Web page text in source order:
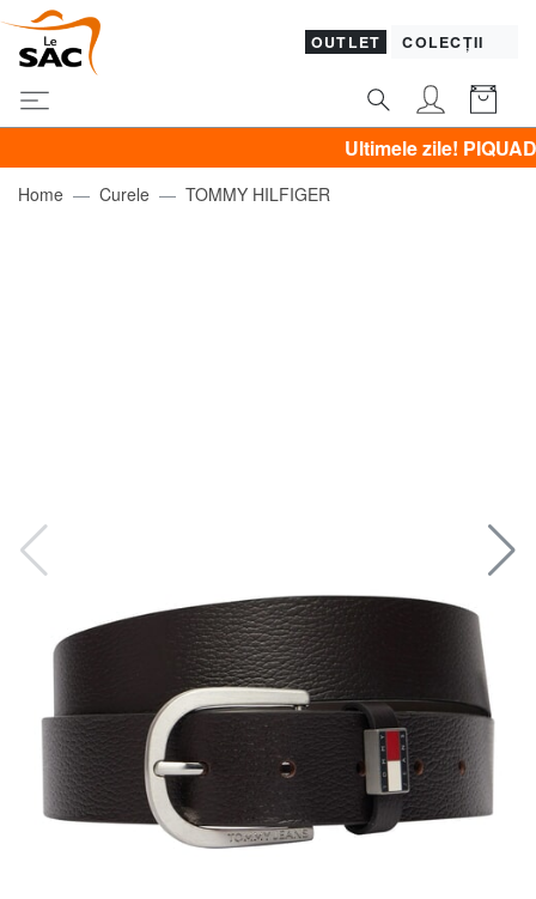
OUTLET COLECȚII
Ultimele zile! PIQUADRO,
Home Curele TOMMY HILFIGER